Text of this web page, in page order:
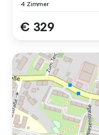
4 Zimmer
€ 329